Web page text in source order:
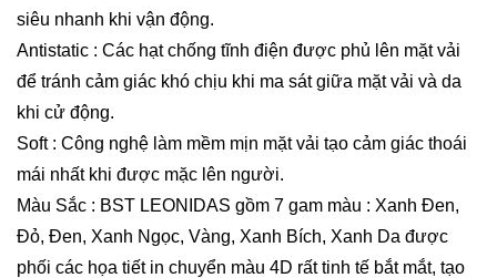
siêu nhanh khi vận động.
Antistatic : Các hạt chống tĩnh điện được phủ lên mặt vải
để tránh cảm giác khó chịu khi ma sát giữa mặt vải và da
khi cử động.
Soft : Công nghệ làm mềm mịn mặt vải tạo cảm giác thoái
mái nhất khi được mặc lên người.
Màu Sắc : BST LEONIDAS gồm 7 gam màu : Xanh Đen,
Đỏ, Đen, Xanh Ngọc, Vàng, Xanh Bích, Xanh Da được
phối các họa tiết in chuyển màu 4D rất tinh tế bắt mắt, tạo